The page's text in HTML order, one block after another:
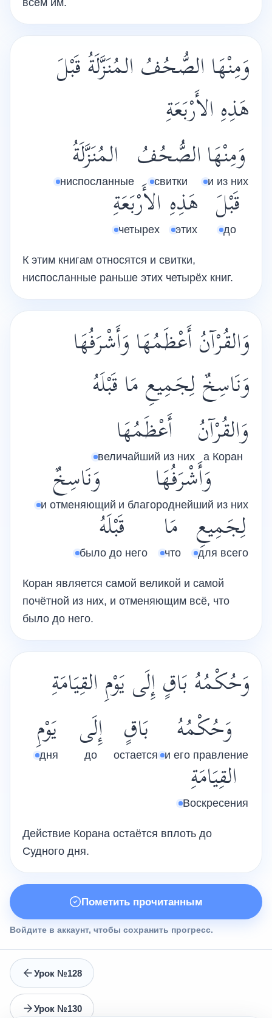
всем им.
وَمِنْهَا الصُّحُفُ المُنَزَّلَةُ قَبْلَ
هَذِهِ الأَرْبَعَةِ
وَمِنْهَا
и из них
الصُّحُفُ
свитки
المُنَزَّلَةُ
ниспосланные
قَبْلَ
до
هَذِهِ
этих
الأَرْبَعَةِ
четырех
К этим книгам относятся и свитки,
ниспосланные раньше этих четырёх книг.
وَالقُرْآنُ أَعْظَمُهَا وَأَشْرَفُهَا
وَنَاسِخٌ لِجَمِيعِ مَا قَبْلَهُ
وَالقُرْآنُ
а Коран
أَعْظَمُهَا
величайший из них
وَأَشْرَفُهَا
и благороднейший из них
وَنَاسِخٌ
и отменяющий
لِجَمِيعِ
для всего
مَا
что
قَبْلَهُ
было до него
Коран является самой великой и самой
почётной из них, и отменяющим всё, что
было до него.
وَحُكْمُهُ بَاقٍ إِلَى يَوْمِ القِيَامَةِ
وَحُكْمُهُ
и его правление
بَاقٍ
остается
إِلَى
до
يَوْمِ
дня
القِيَامَةِ
Воскресения
Действие Корана остаётся вплоть до
Судного дня.
Пометить прочитанным
Войдите в аккаунт, чтобы сохранить прогресс.
Урок №128
Урок №130